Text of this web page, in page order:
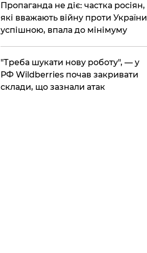
​Пропаганда не діє: частка росіян,
які вважають війну проти України
успішною, впала до мінімуму
​"Треба шукати нову роботу", — у
РФ Wildberries почав закривати
склади, що зазнали атак